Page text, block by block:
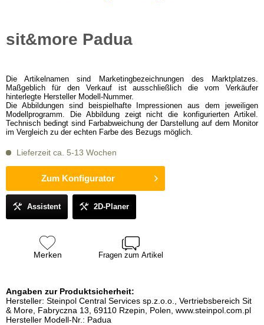
sit&more Padua
Die Artikelnamen sind Marketingbezeichnungen des Marktplatzes.
Maßgeblich für den Verkauf ist ausschließlich die vom Verkäufer
hinterlegte Hersteller Modell-Nummer.
Die Abbildungen sind beispielhafte Impressionen aus dem jeweiligen
Modellprogramm. Die Abbildung zeigt nicht die konfigurierten Artikel.
Technisch bedingt sind Farbabweichung der Darstellung auf dem Monitor
im Vergleich zu der echten Farbe des Bezugs möglich.
Lieferzeit ca. 5-13 Wochen
Zum Konfigurator
Assistent 2D-Planer
Merken Fragen zum Artikel
Angaben zur Produktsicherheit:
Hersteller: Steinpol Central Services sp.z.o.o., Vertriebsbereich Sit
& More, Fabryczna 13, 69110 Rzepin, Polen, www.steinpol.com.pl
Hersteller Modell-Nr.: Padua